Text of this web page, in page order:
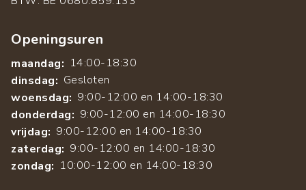
Openingsuren
maandag: 14:00-18:30
dinsdag: Gesloten
woensdag: 9:00-12:00 en 14:00-18:30
donderdag: 9:00-12:00 en 14:00-18:30
vrijdag: 9:00-12:00 en 14:00-18:30
zaterdag: 9:00-12:00 en 14:00-18:30
zondag: 10:00-12:00 en 14:00-18:30